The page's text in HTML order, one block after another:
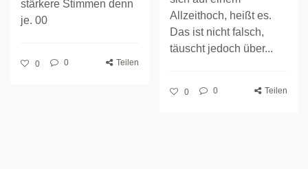
stärkere Stimmen denn
je. 00
0 0 Teilen
Allzeithoch, heißt es.
Das ist nicht falsch,
täuscht jedoch über...
0 0 Teilen